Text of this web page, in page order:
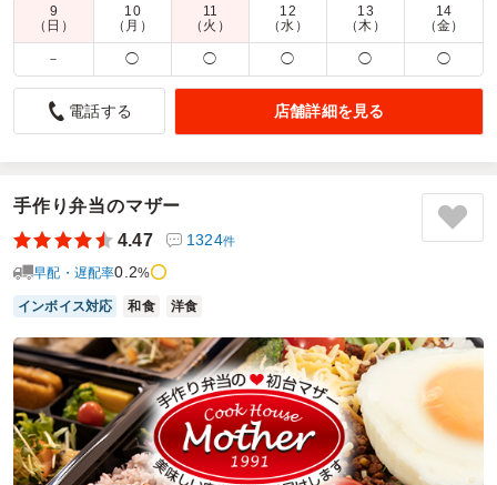
商品数： 締切日時： 1日前17:00 価格帯：
1,230円～3,700円
配達時間：
10:00～16:00
お肉が柔らかい
4.0
対応はとても良かったです。ただ、電話対応した方の説明や
聞き方が高圧的でとても残念な気持ちになりました。（機械
的な感じ）
総合受付なのか、お弁当は良いのにすごく勿体なく感じまし
ご利用シーン：会議・セミナー›研修
参加者の年齢：30代～40代男女比：男性多め
神奈川県川崎市川崎区砂子2024/04/08
麹町フレンチの口コミをもっと見る
9
（日）
10
（月）
11
（火）
12
（水）
13
（木）
14
（金）
－ ◯ ◯ ◯ ◯ ◯
電話する 店舗詳細を見る
手作り弁当のマザー
4.47
1324件
早配・遅配率0.2%
インボイス対応 和食 洋食